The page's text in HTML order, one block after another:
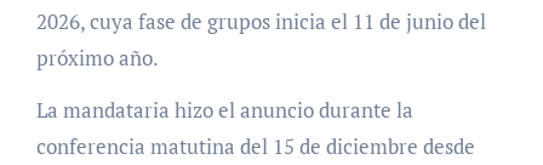
2026, cuya fase de grupos inicia el 11 de junio del
próximo año.
La mandataria hizo el anuncio durante la
conferencia matutina del 15 de diciembre desde